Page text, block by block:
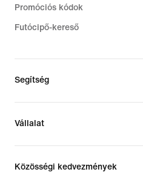
Promóciós kódok
Futócipő-kereső
Segítség
Vállalat
Közösségi kedvezmények